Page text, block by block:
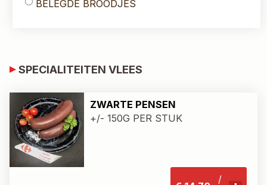
BELEGDE BROODJES
SPECIALITEITEN VLEES
ZWARTE PENSEN
+/- 150G PER STUK
/